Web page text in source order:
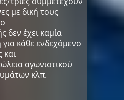
με δική τους
δεν έχει καμία
κάθε ενδεχόμενο
και
αγωνιστικού
κλπ.